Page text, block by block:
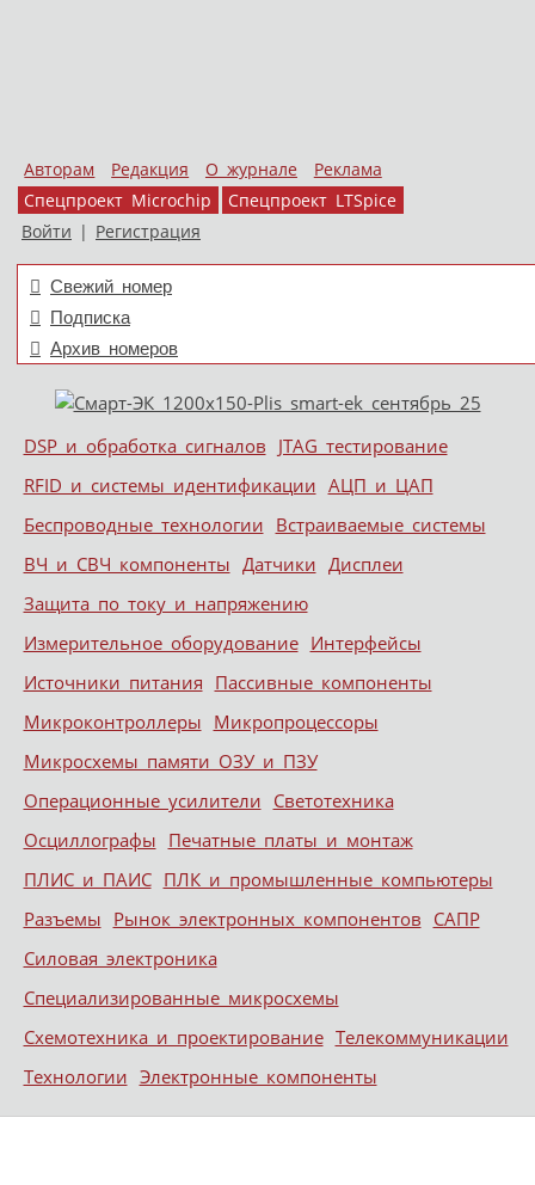
Авторам Редакция О журнале
Реклама
Спецпроект Microchip
Спецпроект LTSpice
Войти | Регистрация
Свежий номер
Подписка
Архив номеров
Меню
Skip to content
DSP и обработка сигналов JTAG тестирование
RFID и системы идентификации АЦП и ЦАП
Беспроводные технологии Встраиваемые системы
ВЧ и СВЧ компоненты Датчики Дисплеи
Защита по току и напряжению
Измерительное оборудование Интерфейсы
Источники питания Пассивные компоненты
Микроконтроллеры Микропроцессоры
Микросхемы памяти ОЗУ и ПЗУ
Операционные усилители Светотехника
Осциллографы Печатные платы и монтаж
ПЛИС и ПАИС ПЛК и промышленные компьютеры
Разъемы Рынок электронных компонентов САПР
Силовая электроника
Специализированные микросхемы
Схемотехника и проектирование Телекоммуникации
Технологии Электронные компоненты